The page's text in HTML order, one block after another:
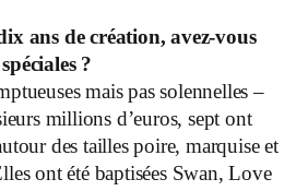
ans de création, avez-vous
?
mais pas solennelles –
millions d’euros, sept ont
des tailles poire, marquise et
ont été baptisées Swan, Love